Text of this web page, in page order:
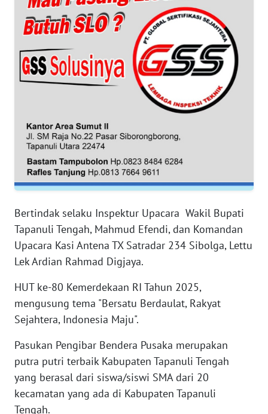
Bertindak selaku Inspektur Upacara Wakil Bupati
Tapanuli Tengah, Mahmud Efendi, dan Komandan
Upacara Kasi Antena TX Satradar 234 Sibolga, Lettu
Lek Ardian Rahmad Digjaya.
HUT ke-80 Kemerdekaan RI Tahun 2025,
mengusung tema "Bersatu Berdaulat, Rakyat
Sejahtera, Indonesia Maju".
Pasukan Pengibar Bendera Pusaka merupakan
putra putri terbaik Kabupaten Tapanuli Tengah
yang berasal dari siswa/siswi SMA dari 20
kecamatan yang ada di Kabupaten Tapanuli
Tengah.
WN
NTT
WN
KEPRI
PAPUA
WN
PAPUA
BARAT
WN
WN
SERAMBI
WN
JAMBI
WN
SULTRA
NTB